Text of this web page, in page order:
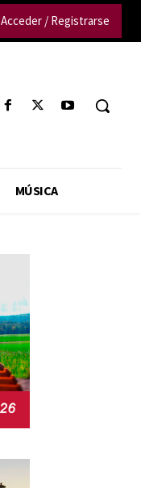
Acceder / Registrarse
MÚSICA